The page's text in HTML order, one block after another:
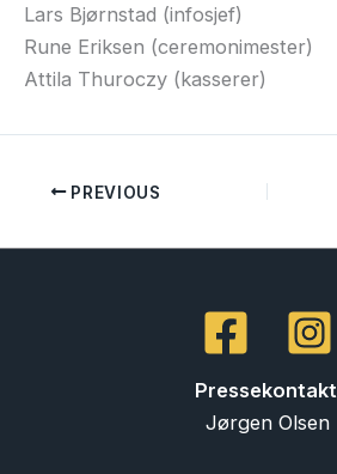
Lars Bjørnstad (infosjef)
Rune Eriksen (ceremonimester)
Attila Thuroczy (kasserer)
PREVIOUS
Pressekontakt
Jørgen Olsen